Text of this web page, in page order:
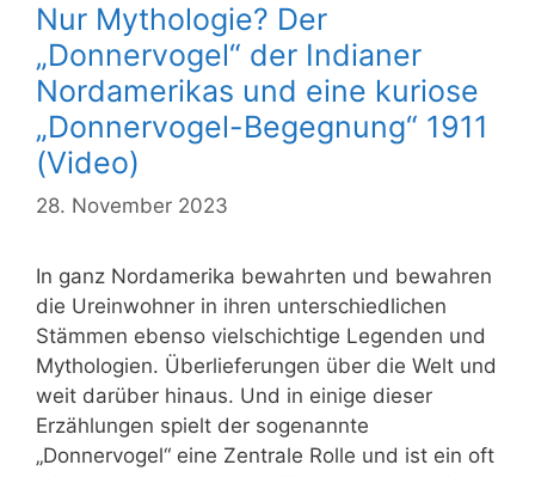
Nur Mythologie? Der
„Donnervogel“ der Indianer
Nordamerikas und eine kuriose
„Donnervogel-Begegnung“ 1911
(Video)
28. November 2023
In ganz Nordamerika bewahrten und bewahren
die Ureinwohner in ihren unterschiedlichen
Stämmen ebenso vielschichtige Legenden und
Mythologien. Überlieferungen über die Welt und
weit darüber hinaus. Und in einige dieser
Erzählungen spielt der sogenannte
„Donnervogel“ eine Zentrale Rolle und ist ein oft